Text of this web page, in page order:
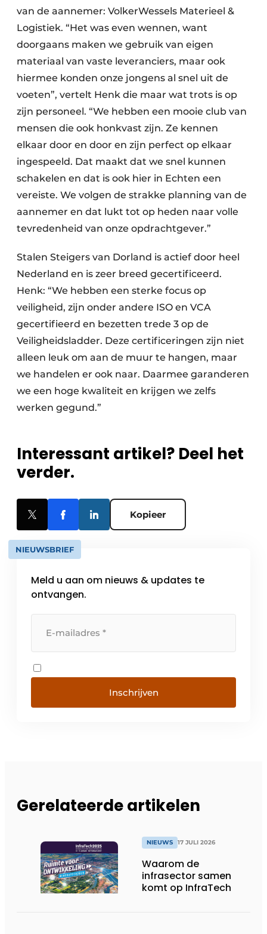
van de aannemer: VolkerWessels Materieel &
Logistiek. “Het was even wennen, want
doorgaans maken we gebruik van eigen
materiaal van vaste leveranciers, maar ook
hiermee konden onze jongens al snel uit de
voeten”, vertelt Henk die maar wat trots is op
zijn personeel. “We hebben een mooie club van
mensen die ook honkvast zijn. Ze kennen
elkaar door en door en zijn perfect op elkaar
ingespeeld. Dat maakt dat we snel kunnen
schakelen en dat is ook hier in Echten een
vereiste. We volgen de strakke planning van de
aannemer en dat lukt tot op heden naar volle
tevredenheid van onze opdrachtgever.”
Stalen Steigers van Dorland is actief door heel
Nederland en is zeer breed gecertificeerd.
Henk: “We hebben een sterke focus op
veiligheid, zijn onder andere ISO en VCA
gecertifieerd en bezetten trede 3 op de
Veiligheidsladder. Deze certificeringen zijn niet
alleen leuk om aan de muur te hangen, maar
we handelen er ook naar. Daarmee garanderen
we een hoge kwaliteit en krijgen we zelfs
werken gegund.”
Interessant artikel? Deel het
verder.
Kopieer
NIEUWSBRIEF
Meld u aan om nieuws & updates te
ontvangen.
Inschrijven
Gerelateerde artikelen
NIEUWS 17 JULI 2026
Waarom de
infrasector samen
komt op InfraTech